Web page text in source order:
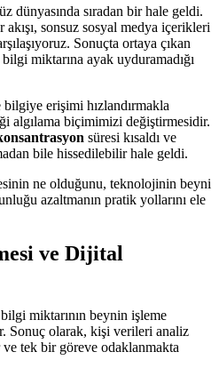
dünyasında sıradan bir hale geldi.
sonsuz sosyal medya içerikleri
Sonuçta ortaya çıkan
miktarına ayak uyduramadığı
erişimi hızlandırmakla
algılama biçimimizi değiştirmesidir.
süresi kısaldı ve
bile hissedilebilir hale geldi.
ne olduğunu, teknolojinin beyni
azaltmanın pratik yollarını ele
ve Dijital
bilgi miktarının beynin işleme
Sonuç olarak, kişi verileri analiz
tek bir göreve odaklanmakta